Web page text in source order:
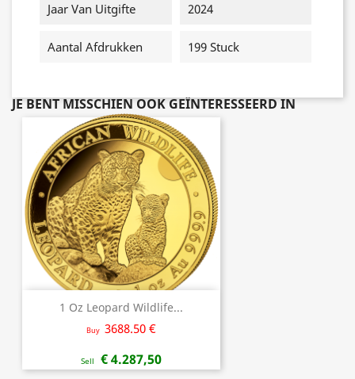
Jaar Van Uitgifte 2024
Aantal Afdrukken 199 Stuck
JE BENT MISSCHIEN OOK GEÏNTERESSEERD IN
1 Oz Leopard Wildlife...
Buy 3688.50 €
Sell € 4.287,50